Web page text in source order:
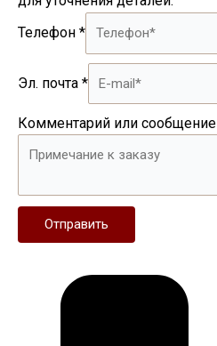
Телефон *
Эл. почта *
Комментарий или сообщение
Отправить